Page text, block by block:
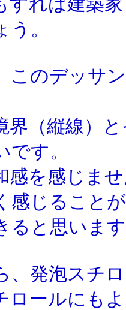
う。
このデッサ
界（縦線）
です。
感を感じま
感じること
ると思いま
、発泡スチ
ロールにも